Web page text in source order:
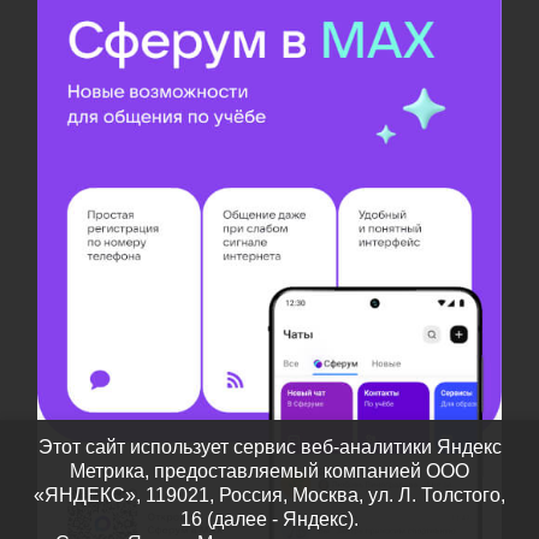
Этот сайт использует сервис веб-аналитики Яндекс
Метрика, предоставляемый компанией ООО
«ЯНДЕКС», 119021, Россия, Москва, ул. Л. Толстого,
16 (далее - Яндекс).